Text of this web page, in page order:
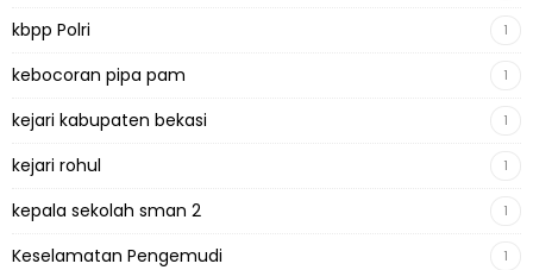
kbpp Polri 1
kebocoran pipa pam 1
kejari kabupaten bekasi 1
kejari rohul 1
kepala sekolah sman 2 1
Keselamatan Pengemudi 1